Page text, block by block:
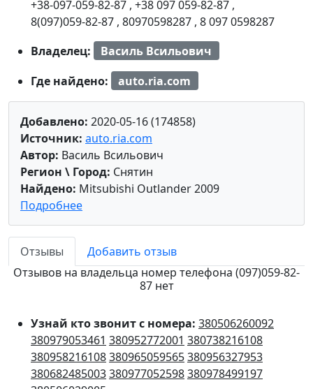
+38-097-059-82-87 , +38 097 059-82-87 ,
8(097)059-82-87 , 80970598287 , 8 097 0598287
Владелец:
Василь Всильович
Где найдено:
auto.ria.com
Добавлено: 2020-05-16 (174858)
Источник: auto.ria.com
Автор: Василь Всильович
Регион \ Город: Снятин
Найдено: Mitsubishi Outlander 2009
Подробнее
Отзывы
Добавить отзыв
Отзывов на владельца номер телефона (097)059-82-
87 нет
Узнай кто звонит с номера: 380506260092
380979053461 380952772001 380738216108
380958216108380965059565380956327953
380682485003380977052598380978499197